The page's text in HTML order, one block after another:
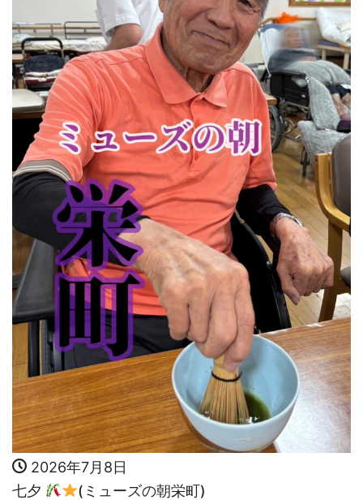
2026年7月8日
七夕
(ミューズの朝栄町)